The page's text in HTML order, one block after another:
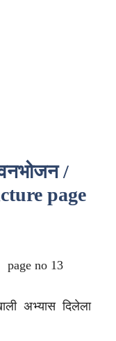
वनभोजन /
page
page no 13
खाली अभ्यास दिलेला